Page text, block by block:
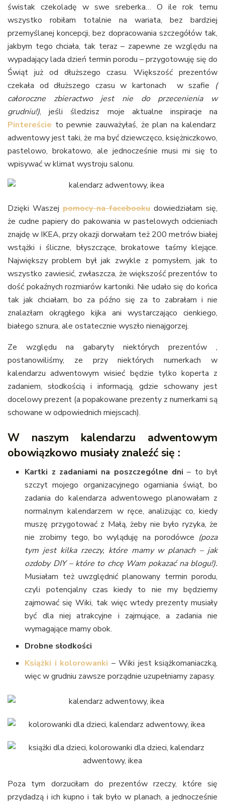
świstak czekoladę w swe sreberka… O ile rok temu
wszystko robiłam totalnie na wariata, bez bardziej
przemyślanej koncepcji, bez dopracowania szczegółów tak,
jakbym tego chciała, tak teraz – zapewne ze względu na
wypadający lada dzień termin porodu – przygotowuję się do
Świąt już od dłuższego czasu. Większość prezentów
czekała od dłuższego czasu w kartonach w szafie (
całoroczne zbieractwo jest nie do przecenienia w
grudniu!), jeśli śledzisz moje aktualne inspiracje na
Pintereście to pewnie zauważyłaś, że plan na kalendarz
adwentowy jest taki, że ma być dziewczęco, księżniczkowo,
pastelowo, brokatowo, ale jednocześnie musi mi się to
wpisywać w klimat wystroju salonu.
Dzięki Waszej pomocy na facebooku dowiedziałam się,
że cudne papiery do pakowania w pastelowych odcieniach
znajdę w IKEA, przy okazji dorwałam też 200 metrów białej
wstążki i śliczne, błyszczące, brokatowe taśmy klejące.
Największy problem był jak zwykle z pomysłem, jak to
wszystko zawiesić, zwłaszcza, że większość prezentów to
dość pokaźnych rozmiarów kartoniki. Nie udało się do końca
tak jak chciałam, bo za późno się za to zabrałam i nie
znalazłam okrągłego kijka ani wystarczająco cienkiego,
białego sznura, ale ostatecznie wyszło nienajgorzej.
Ze względu na gabaryty niektórych prezentów ,
postanowiliśmy, ze przy niektórych numerkach w
kalendarzu adwentowym wisieć będzie tylko koperta z
zadaniem, słodkością i informacją, gdzie schowany jest
docelowy prezent (a popakowane prezenty z numerkami są
schowane w odpowiednich miejscach).
W naszym kalendarzu adwentowym
obowiązkowo musiały znaleźć się :
Kartki z zadaniami na poszczególne dni – to był
szczyt mojego organizacyjnego ogarniania świąt, bo
zadania do kalendarza adwentowego planowałam z
normalnym kalendarzem w ręce, analizując co, kiedy
muszę przygotować z Małą, żeby nie było ryzyka, że
nie zrobimy tego, bo wyląduję na porodówce (poza
tym jest kilka rzeczy, które mamy w planach – jak
ozdoby DIY – które to chcę Wam pokazać na blogu!).
Musiałam też uwzględnić planowany termin porodu,
czyli potencjalny czas kiedy to nie my będziemy
zajmować się Wiki, tak więc wtedy prezenty musiały
być dla niej atrakcyjne i zajmujące, a zadania nie
wymagające mamy obok.
Drobne słodkości
Książki i kolorowanki – Wiki jest książkomaniaczką,
więc w grudniu zawsze porządnie uzupełniamy zapasy.
Poza tym dorzuciłam do prezentów rzeczy, które się
przydadzą i ich kupno i tak było w planach, a jednocześnie